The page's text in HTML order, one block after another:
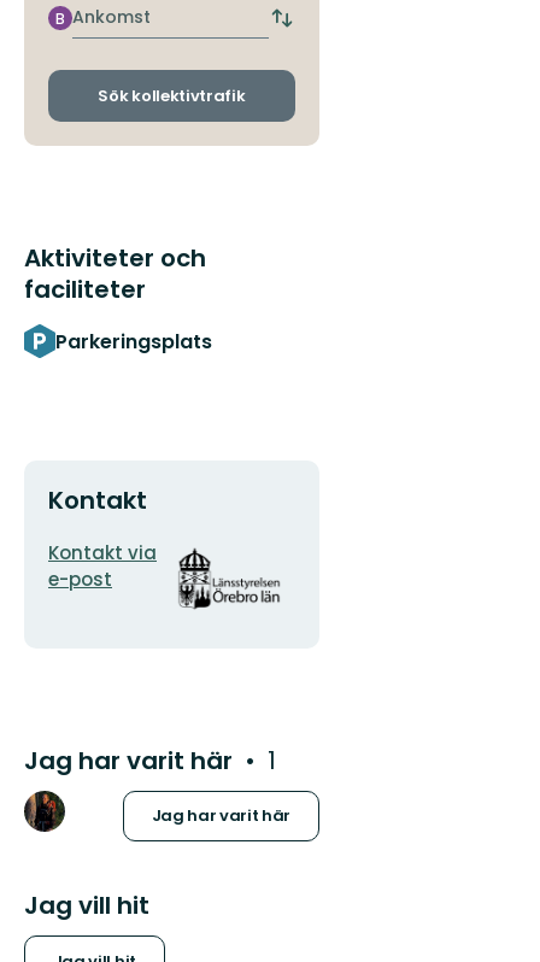
hållplats
Ankomst
B
Byt
och
Sök kollektivtrafik
Aktiviteter och
faciliteter
Parkeringsplats
Kontakt
E-
postadress
Kontakt via
e-post
Organisationens
logotyp
Jag har varit här 1
Jag har varit här
Jag vill hit